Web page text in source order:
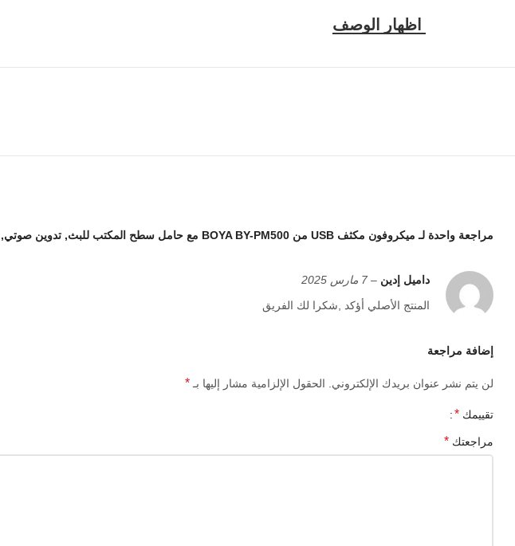
الرفيق المثالي لمشاريعك
الميزات الرئيسية :
• 2 التوجيهات : قلبي, متعدد الاتجاهات
• طلعة USB-C
مراجعة واحدة لـ ميكروفون مكثف USB من BOYA BY-PM500 مع حامل سطح المكتب للبث, تدوين صوتي, YouTube Windows Mac PC والهواتف الذكية USB-C
داميل إدين – 7 مارس 2025
المنتج الأصلي أؤكد ,شكرا لك الفريق
إضافة مراجعة
لن يتم نشر عنوان بريدك الإلكتروني. الحقول الإلزامية مشار إليها بـ *
تقييمك *
مراجعتك *